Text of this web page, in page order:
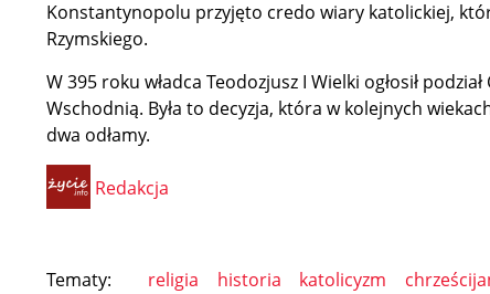
Konstantynopolu przyjęto credo wiary katolickiej,
Rzymskiego.
W 395 roku władca Teodozjusz I Wielki ogłosił
Wschodnią. Była to decyzja, która w kolejnych
dwa odłamy.
Redakcja
Tematy: religia historia katolicyzm